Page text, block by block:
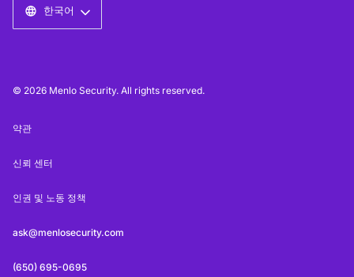
한국어
© 2026 Menlo Security. All rights reserved.
약관
신뢰 센터
인권 및 노동 정책
ask@menlosecurity.com
(650) 695-0695